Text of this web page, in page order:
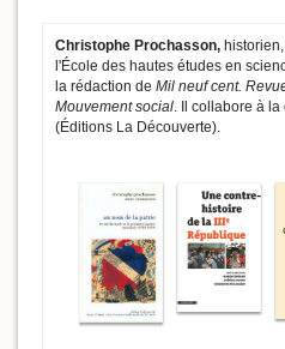
Christophe Prochasson, historien,
l'École des hautes études en
la rédaction de Mil neuf cent.
Mouvement social . Il collabore à
(Éditions La Découverte).